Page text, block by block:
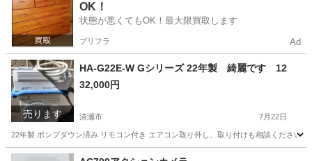
OK！
状態が悪くてもOK！最大限買取します
プリフラ Ad
売ります
HA-G22E-W Gシリーズ 22年製 綺麗です 12
32,000円
清瀬市 7月22日
22年製 ポンプダウン済み リモコン付き エアコン取り外し、取り付けも相談ください！
東京 清瀬市 季節、空調家電 ポンプ